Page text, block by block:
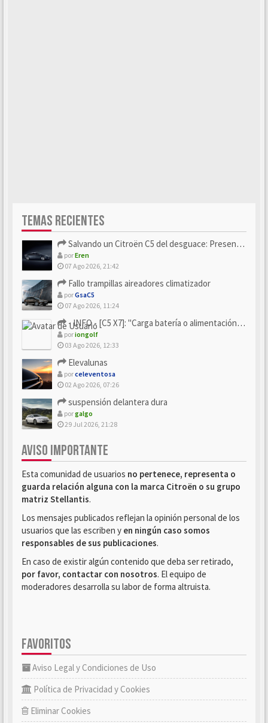
TEMAS RECIENTES
Salvando un Citroën C5 del desguace: Presentación y seguimiento
porEren
07 Ago 2026, 21:42
Fallo trampillas aireadores climatizador
porGsaC5
07 Ago 2026, 11:24
- INFO - [C5 X7]: "Carga batería o alimentación eléctri...
poriongolf
03 Ago 2026, 12:33
Elevalunas
porceleventosa
02 Ago 2026, 07:26
suspensión delantera dura
porgalgo
29 Jul 2026, 21:28
AVISO IMPORTANTE
Esta comunidad de usuarios no pertenece, representa o
guarda relación alguna con la marca Citroën o su grupo
matriz Stellantis.
Los mensajes publicados reflejan la opinión personal de los
usuarios que las escriben y en ningún caso somos
responsables de sus publicaciones.
En caso de existir algún contenido que deba ser retirado,
por favor, contactar con nosotros. El equipo de
moderadores desarrolla su labor de forma altruista.
FAVORITOS
Aviso Legal y Condiciones de Uso
Política de Privacidad y Cookies
Eliminar Cookies